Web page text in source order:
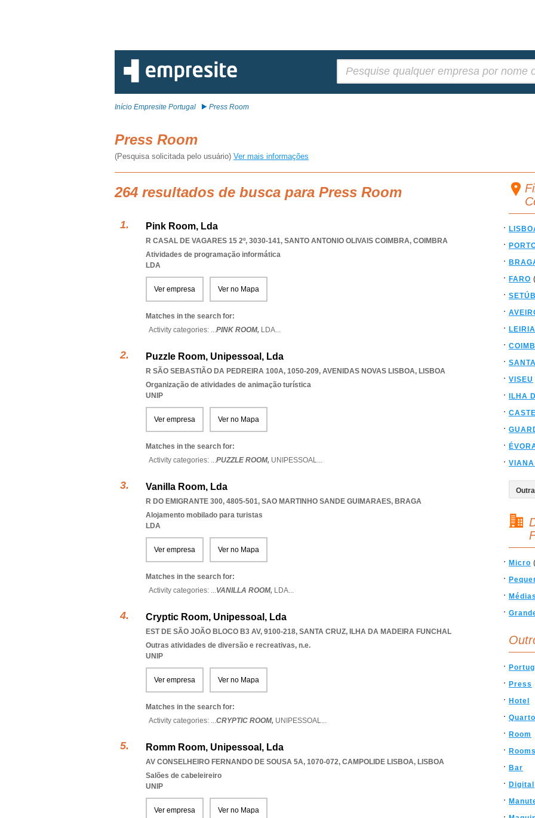
Início Empresite Portugal Press Room
Press Room
(Pesquisa solicitada pelo usuário) Ver mais informações
264 resultados de busca para Press Room
Pink Room, Lda
R CASAL DE VAGARES 15 2º, 3030-141, SANTO ANTONIO OLIVAIS COIMBRA, COIMBRA
Atividades de programação informática
LDA
Ver empresa Ver no Mapa
Matches in the search for:
Activity categories: ...PINK ROOM, LDA...
Puzzle Room, Unipessoal, Lda
R SÃO SEBASTIÃO DA PEDREIRA 100A, 1050-209, AVENIDAS NOVAS LISBOA, LISBOA
Organização de atividades de animação turística
UNIP
Ver empresa Ver no Mapa
Matches in the search for:
Activity categories: ...PUZZLE ROOM, UNIPESSOAL...
Vanilla Room, Lda
R DO EMIGRANTE 300, 4805-501, SAO MARTINHO SANDE GUIMARAES, BRAGA
Alojamento mobilado para turistas
LDA
Ver empresa Ver no Mapa
Matches in the search for:
Activity categories: ...VANILLA ROOM, LDA...
Cryptic Room, Unipessoal, Lda
EST DE SÃO JOÃO BLOCO B3 AV, 9100-218, SANTA CRUZ, ILHA DA MADEIRA FUNCHAL
Outras atividades de diversão e recreativas, n.e.
UNIP
Ver empresa Ver no Mapa
Matches in the search for:
Activity categories: ...CRYPTIC ROOM, UNIPESSOAL...
Romm Room, Unipessoal, Lda
AV CONSELHEIRO FERNANDO DE SOUSA 5A, 1070-072, CAMPOLIDE LISBOA, LISBOA
Salões de cabeleireiro
UNIP
Ver empresa Ver no Mapa
FARO
LEIRIA
VISEU
ILHA
Micro
Press
Hotel
Room
Bar
Digital